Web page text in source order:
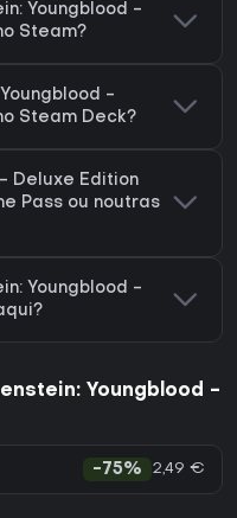
Youngblood -
Steam?
-
Steam Deck?
Deluxe Edition
Pass ou noutras
Youngblood -
Youngblood -
-75% 2,49 €